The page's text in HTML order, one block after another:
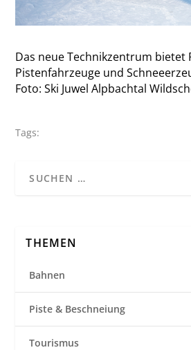
Das neue Technikzentrum bietet
Pistenfahrzeuge und
Foto: Ski Juwel Alpbachtal
Tags:
THEMEN
Bahnen
Piste & Beschneiung
Tourismus